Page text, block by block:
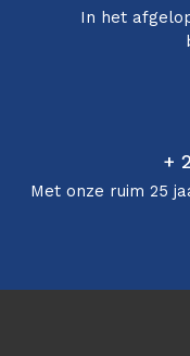
In het
+
Met onze ruim 25